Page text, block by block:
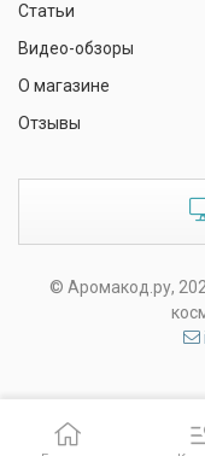
Статьи
Видео-обзоры
О магазине
Отзывы
© Аромакод.ру,